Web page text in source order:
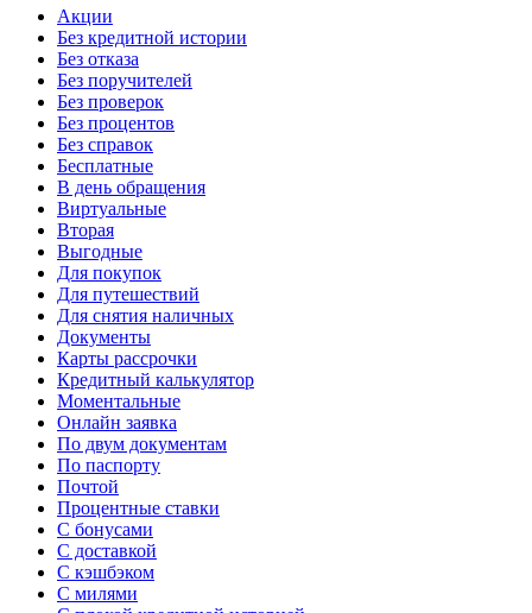
Акции
Без кредитной истории
Без отказа
Без поручителей
Без проверок
Без процентов
Без справок
Бесплатные
В день обращения
Виртуальные
Вторая
Выгодные
Для покупок
Для путешествий
Для снятия наличных
Документы
Карты рассрочки
Кредитный калькулятор
Моментальные
Онлайн заявка
По двум документам
По паспорту
Почтой
Процентные ставки
С бонусами
С доставкой
С кэшбэком
С милями